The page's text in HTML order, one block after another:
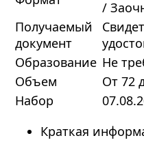
/
Получаемый
документ
Образование Не
Объем
От 72
Набор
Краткая